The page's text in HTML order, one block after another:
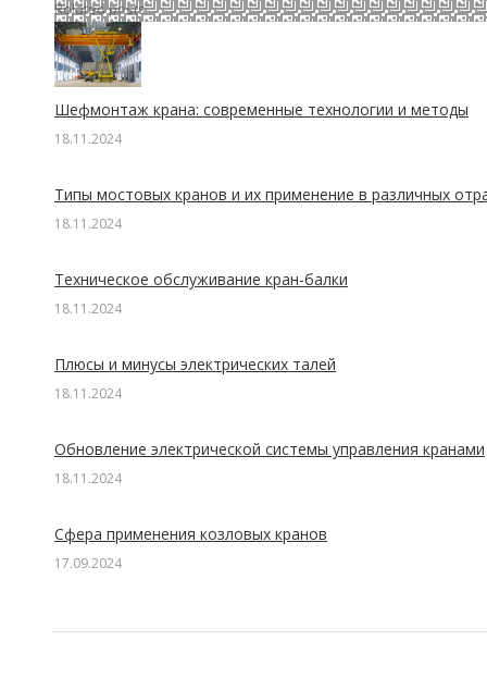
Related posts
Шефмонтаж крана: современные технологии и методы
18.11.2024
Типы мостовых кранов и их применение в различных
18.11.2024
Техническое обслуживание кран-балки
18.11.2024
Плюсы и минусы электрических талей
18.11.2024
Обновление электрической системы управления кранами
18.11.2024
Сфера применения козловых кранов
17.09.2024